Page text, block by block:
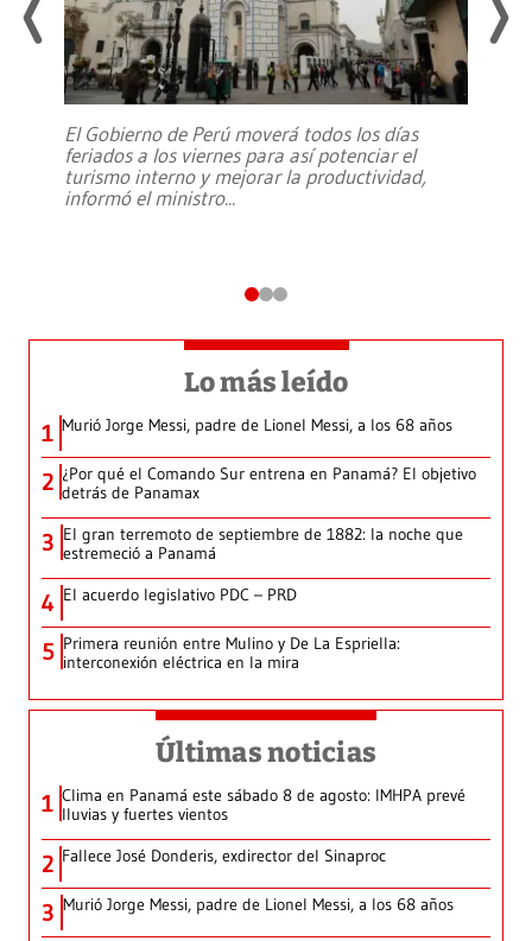
El Gobierno de Perú moverá todos los días
feriados a los viernes para así potenciar el
turismo interno y mejorar la productividad,
informó el ministro...
Lo más leído
1 Murió Jorge Messi, padre de Lionel Messi, a los 68 años
2 ¿Por qué el Comando Sur entrena en Panamá? El objetivo
detrás de Panamax
3 El gran terremoto de septiembre de 1882: la noche que
estremeció a Panamá
4 El acuerdo legislativo PDC – PRD
5 Primera reunión entre Mulino y De La Espriella:
interconexión eléctrica en la mira
Últimas noticias
1 Clima en Panamá este sábado 8 de agosto: IMHPA prevé
lluvias y fuertes vientos
2 Fallece José Donderis, exdirector del Sinaproc
3 Murió Jorge Messi, padre de Lionel Messi, a los 68 años